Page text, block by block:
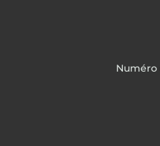
Numéro